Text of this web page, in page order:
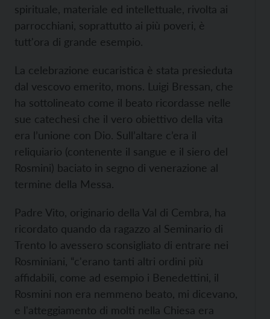
spirituale, materiale ed intellettuale, rivolta ai
parrocchiani, soprattutto ai più poveri, è
tutt'ora di grande esempio.
La celebrazione eucaristica è stata presieduta
dal vescovo emerito, mons. Luigi Bressan, che
ha sottolineato come il beato ricordasse nelle
sue catechesi che il vero obiettivo della vita
era l’unione con Dio. Sull’altare c’era il
reliquiario (contenente il sangue e il siero del
Rosmini) baciato in segno di venerazione al
termine della Messa.
Padre Vito, originario della Val di Cembra, ha
ricordato quando da ragazzo al Seminario di
Trento lo avessero sconsigliato di entrare nei
Rosminiani, “c'erano tanti altri ordini più
affidabili, come ad esempio i Benedettini, il
Rosmini non era nemmeno beato, mi dicevano,
e l'atteggiamento di molti nella Chiesa era